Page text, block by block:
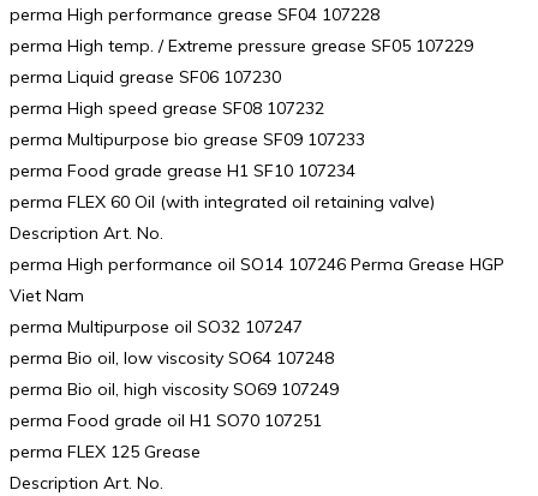
perma High performance grease SF04 107228
perma High temp. / Extreme pressure grease SF05 107229
perma Liquid grease SF06 107230
perma High speed grease SF08 107232
perma Multipurpose bio grease SF09 107233
perma Food grade grease H1 SF10 107234
perma FLEX 60 Oil (with integrated oil retaining valve)
Description Art. No.
perma High performance oil SO14 107246 Perma Grease HGP
Viet Nam
perma Multipurpose oil SO32 107247
perma Bio oil, low viscosity SO64 107248
perma Bio oil, high viscosity SO69 107249
perma Food grade oil H1 SO70 107251
perma FLEX 125 Grease
Description Art. No.